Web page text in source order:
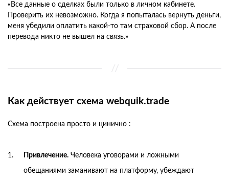
«Все данные о сделках были только в личном кабинете.
Проверить их невозможно. Когда я попыталась вернуть деньги,
меня убедили оплатить какой-то там страховой сбор. А после
перевода никто не вышел на связь.»
Как действует схема webquik.trade
Схема построена просто и цинично :
Привлечение. Человека уговорами и ложными
обещаниями заманивают на платформу, убеждают